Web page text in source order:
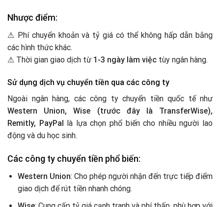
Nhược điểm:
⚠ Phí chuyển khoản và tỷ giá có thể không hấp dẫn bằng
các hình thức khác.
⚠ Thời gian giao dịch từ 1-3 ngày làm việc tùy ngân hàng.
Sử dụng dịch vụ chuyển tiền qua các công ty
Ngoài ngân hàng, các công ty chuyển tiền quốc tế như
Western Union, Wise (trước đây là TransferWise),
Remitly, PayPal
là lựa chọn phổ biến cho nhiều người lao
động và du học sinh.
Các công ty chuyển tiền phổ biến:
Western Union: Cho phép người nhận đến trực tiếp điểm
giao dịch để rút tiền nhanh chóng.